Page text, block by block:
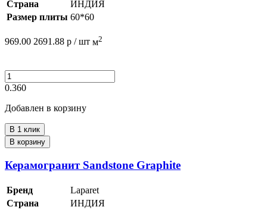
Страна
ИНДИЯ
Размер плиты 60*60
969.00 2691.88 р / шт м2
0.360
Добавлен в корзину
В 1 клик
В корзину
Керамогранит Sandstone Graphite
Бренд
Laparet
Страна
ИНДИЯ